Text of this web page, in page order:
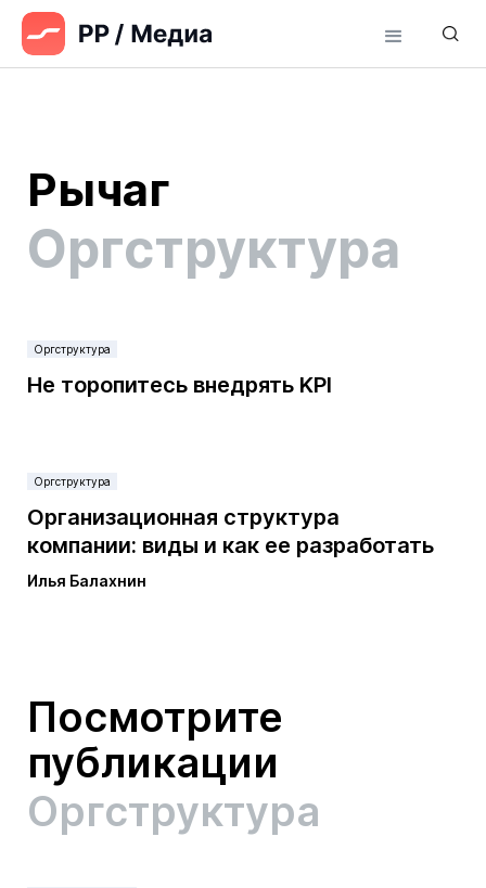
Рычаг
Оргструктура
Оргструктура
Не торопитесь внедрять KPI
Оргструктура
Организационная структура
компании: виды и как ее разработать
Илья Балахнин
Посмотрите
публикации
Оргструктура